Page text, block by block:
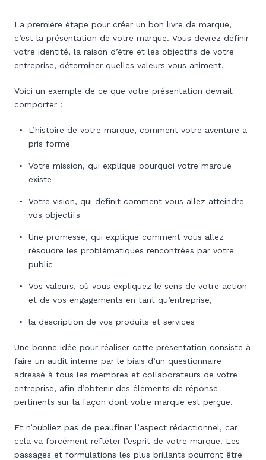
La première étape pour créer un bon livre de marque,
c’est la présentation de votre marque. Vous devrez définir
votre identité, la raison d’être et les objectifs de votre
entreprise, déterminer quelles valeurs vous animent.
Voici un exemple de ce que votre présentation devrait
comporter :
L’histoire de votre marque, comment votre aventure a
pris forme
Votre mission, qui explique pourquoi votre marque
existe
Votre vision, qui définit comment vous allez atteindre
vos objectifs
Une promesse, qui explique comment vous allez
résoudre les problématiques rencontrées par votre
public
Vos valeurs, où vous expliquez le sens de votre action
et de vos engagements en tant qu’entreprise,
la description de vos produits et services
Une bonne idée pour réaliser cette présentation consiste à
faire un audit interne par le biais d’un questionnaire
adressé à tous les membres et collaborateurs de votre
entreprise, afin d’obtenir des éléments de réponse
pertinents sur la façon dont votre marque est perçue.
Et n’oubliez pas de peaufiner l’aspect rédactionnel, car
cela va forcément refléter l’esprit de votre marque. Les
passages et formulations les plus brillants pourront être